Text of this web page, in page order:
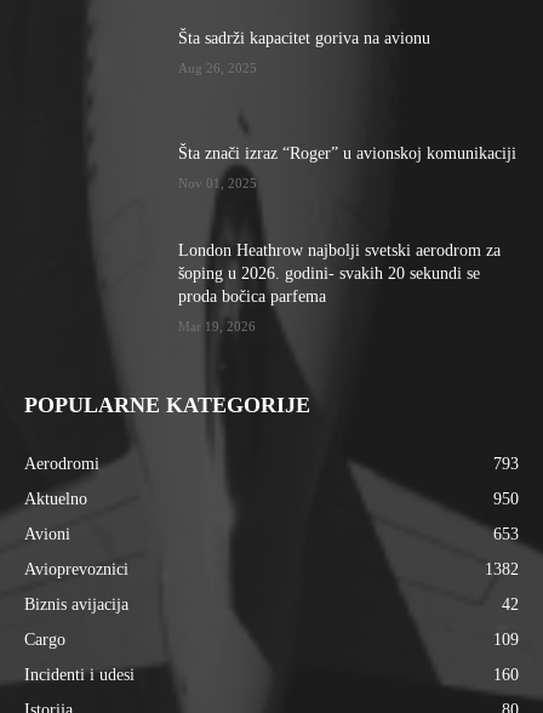
Šta sadrži kapacitet goriva na avionu
Aug 26, 2025
Šta znači izraz “Roger” u avionskoj komunikaciji
Nov 01, 2025
London Heathrow najbolji svetski aerodrom za
šoping u 2026. godini- svakih 20 sekundi se
proda bočica parfema
Mar 19, 2026
POPULARNE KATEGORIJE
Aerodromi
793
Aktuelno
950
Avioni
653
Avioprevoznici
1382
Biznis avijacija
42
Cargo
109
Incidenti i udesi
160